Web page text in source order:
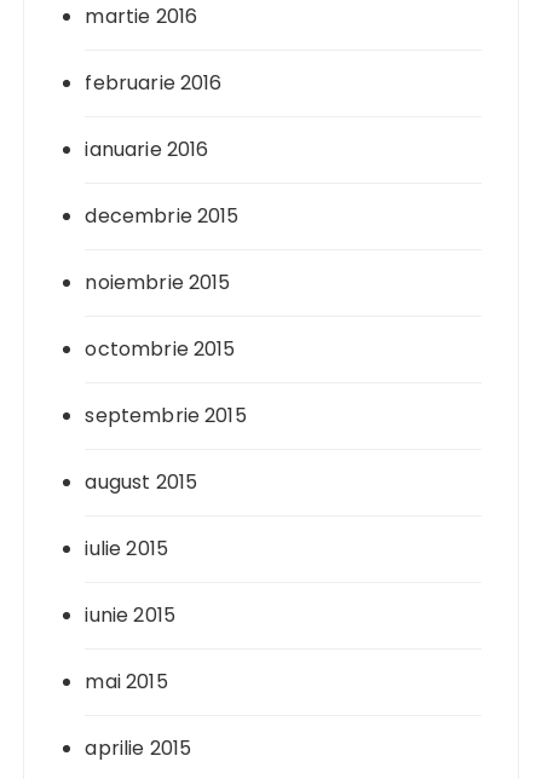
martie 2016
februarie 2016
ianuarie 2016
decembrie 2015
noiembrie 2015
octombrie 2015
septembrie 2015
august 2015
iulie 2015
iunie 2015
mai 2015
aprilie 2015